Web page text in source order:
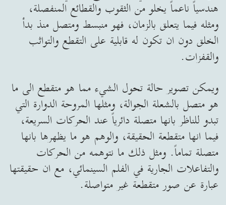
هندسياً ناعماً يخلو من الثقوب والقطائع المنفصلة،
ومثله فيما يتعلق بالزمان، فهو منبسط ومتصل منذ بدأ
الخلق دون ان تكون له قابلية على التقطع والتواثب
والقفزات.
ويمكن تصوير حالة تحول الشيء مما هو متقطع الى ما
هو متصل بالشعلة الجوالة، ومثلها المروحة الدوارة التي
تبدو للناظر بانها متصلة دائرياً عند الحركات السريعة،
فيما انها متقطعة الحقيقة، والوهم هو ما يظهرها بانها
متصلة تماماً. ومثل ذلك ما نتوهمه من الحركات
والتفاعلات الجارية في الفلم السينمائي، مع ان حقيقتها
عبارة عن صور متقطعة غير متواصلة.